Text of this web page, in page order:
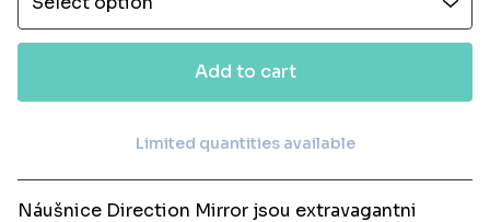
Add to cart
View cart
Limited quantities available
Náušnice Direction Mirror jsou extravagantni